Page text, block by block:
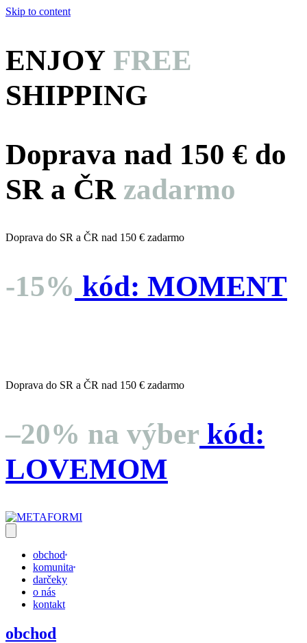
Skip to content
ENJOY FREE
SHIPPING
Doprava nad 150 € do
SR a ČR zadarmo
Doprava do SR a ČR nad 150 € zadarmo
-15% kód: MOMENT
Doprava do SR a ČR nad 150 € zadarmo
–20% na výber kód:
LOVEMOM
obchod
komunita
darčeky
o nás
kontakt
obchod